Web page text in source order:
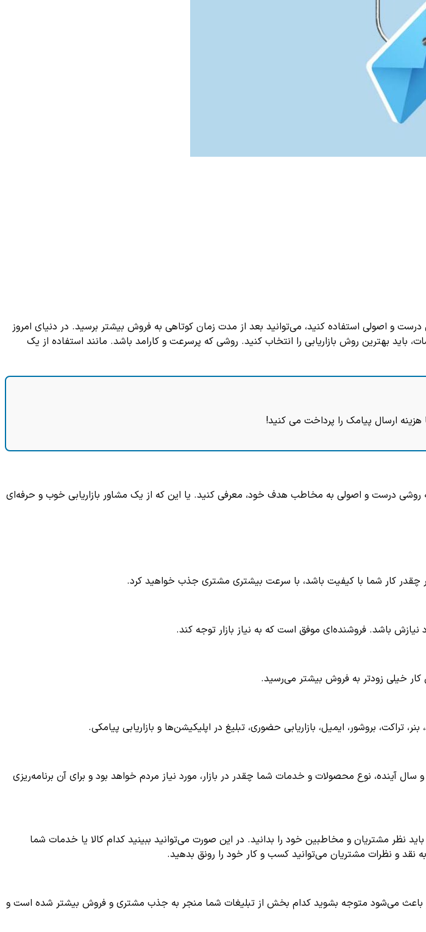
و اصولی استفاده کنید، می‌توانید بعد از مدت زمان کوتاهی به فروش بیشتر برسید. در دنیای امروز
بهترین روش بازاریابی را انتخاب کنید. روشی که پرسرعت و کارامد باشد. مانند استفاده از یک
ارسال پیامک را پرداخت می کنید!
روشی درست و اصولی به مخاطب هدف خود، معرفی کنید. یا این که از یک مشاور بازاریابی خوب و حرفه‌ای
چقدر کار شما با کیفیت باشد، با سرعت بیشتری مشتری جذب خواهید کرد.
باشد. فروشنده‌ای موفق است که به نیاز بازار توجه کند.
خیلی زودتر به فروش بیشتر می‌رسید.
تراکت، بروشور، ایمیل، بازاریابی حضوری، تبلیغ در اپلیکیشن‌ها و بازاریابی پیامکی.
آینده، نوع محصولات و خدمات شما چقدر در بازار، مورد نیاز مردم خواهد بود و برای آن برنامه‌ریزی
نظر مشتریان و مخاطبین خود را بدانید. در این صورت می‌توانید ببینید کدام کالا یا خدمات شما
نقد و نظرات مشتریان می‌توانید کسب و کار خود را رونق بدهید.
کار باعث می‌شود متوجه بشوید کدام بخش از تبلیغات شما منجر به جذب مشتری و فروش بیشتر شده است و